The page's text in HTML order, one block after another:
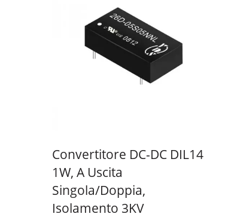
Convertitore DC-DC DIL14
1W, A Uscita
Singola/doppia,
Isolamento 3KV